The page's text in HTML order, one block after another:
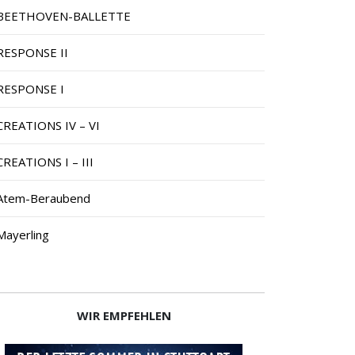
BALLETTE
II
I
IV – VI
I – III
Beraubend
WIR EMPFEHLEN